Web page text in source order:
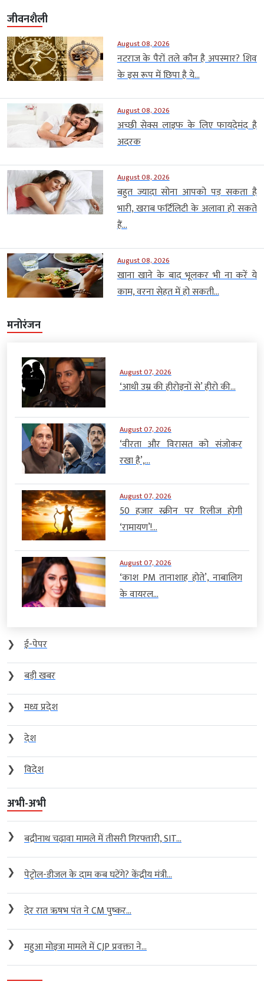
जीवनशैली
August 08, 2026
नटराज के पैरों तले कौन है अपस्मार? शिव
के इस रूप में छिपा है ये...
August 08, 2026
अच्छी सेक्स लाइफ के लिए फायदेमंद है
अदरक
August 08, 2026
बहुत ज्यादा सोना आपको पड़ सकता है
भारी, खराब फर्टिलिटी के अलावा हो सकते
हैं...
August 08, 2026
खाना खाने के बाद भूलकर भी ना करें ये
काम, वरना सेहत में हो सकती...
मनोरंजन
August 07, 2026
‘आधी उम्र की हीरोइनों से’ हीरो की...
August 07, 2026
‘वीरता और विरासत को संजोकर
रखा है’,...
August 07, 2026
50 हजार स्क्रीन पर रिलीज होगी
‘रामायण’!...
August 07, 2026
‘काश PM तानाशाह होते’, नाबालिग
के वायरल...
❯
ई-पेपर
❯
बड़ी खबर
❯
मध्य प्रदेश
❯
देश
❯
विदेश
अभी-अभी
❯ बद्रीनाथ चढ़ावा मामले में तीसरी गिरफ्तारी, SIT...
❯ पेट्रोल-डीजल के दाम कब घटेंगे? केंद्रीय मंत्री...
❯ देर रात ऋषभ पंत ने CM पुष्कर...
❯ महुआ मोइत्रा मामले में CJP प्रवक्ता ने...